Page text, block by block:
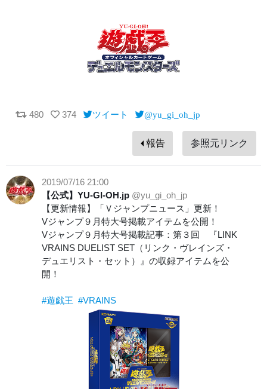
480 374 ツイート @yu_gi_oh_jp
報告 参照元リンク
2019/07/16 21:00
【公式】YU-GI-OH.jp @yu_gi_oh_jp
【更新情報】「Ｖジャンプニュース」更新！
Vジャンプ９月特大号掲載アイテムを公開！
Vジャンプ９月特大号掲載記事：第３回 『LINK
VRAINS DUELIST SET（リンク・ヴレインズ・
デュエリスト・セット）』の収録アイテムを公
開！
#遊戯王 #VRAINS